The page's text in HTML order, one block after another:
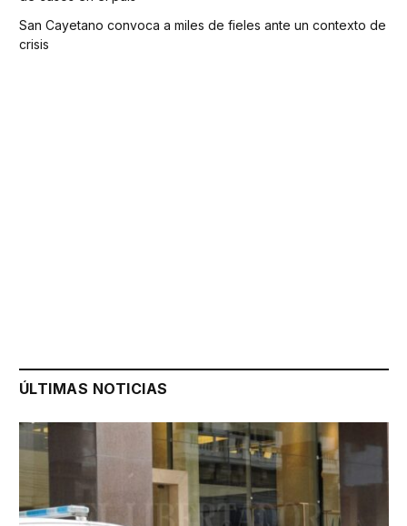
San Cayetano convoca a miles de fieles ante un contexto de
crisis
ÚLTIMAS NOTICIAS